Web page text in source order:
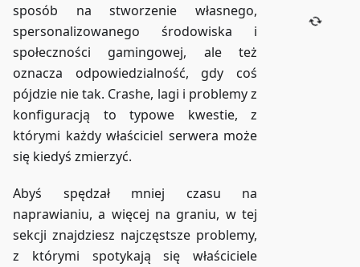
sposób na stworzenie własnego,
spersonalizowanego środowiska i
społeczności gamingowej, ale też
oznacza odpowiedzialność, gdy coś
pójdzie nie tak. Crashe, lagi i problemy z
konfiguracją to typowe kwestie, z
którymi każdy właściciel serwera może
się kiedyś zmierzyć.
Abyś spędzał mniej czasu na
naprawianiu, a więcej na graniu, w tej
sekcji znajdziesz najczęstsze problemy,
z którymi spotykają się właściciele